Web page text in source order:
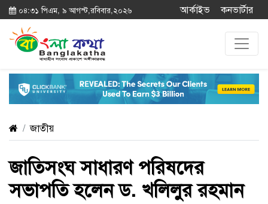
০৪:৩১ পিএম, ৯ আগস্ট,রবিবার,২০২৬ আর্কাইভ কনভার্টার
জাতীয়
জাতিসংঘ সাধারণ পরিষদের
সভাপতি হলেন ড. খলিলুর রহমান